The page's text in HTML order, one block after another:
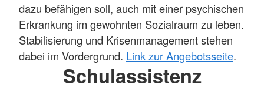
dazu befähigen soll, auch mit einer psychischen
Erkrankung im gewohnten Sozialraum zu leben.
Stabilisierung und Krisenmanagement stehen
dabei im Vordergrund. Link zur Angebotsseite.
Schulassistenz